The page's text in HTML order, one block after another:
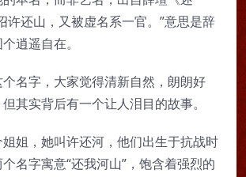
许还山，又被虚名系一官。”意思是辞
逍遥自在。
名字，大家觉得清新自然，朗朗好
其实背后有一个让人泪目的故事。
姐，她叫许还河，他们出生于抗战时
名字寓意“还我河山”，饱含着强烈的